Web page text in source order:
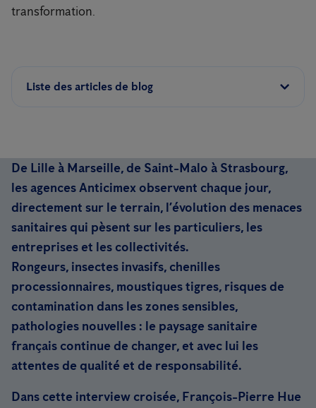
transformation.
Liste des articles de blog
De Lille à Marseille, de Saint-Malo à Strasbourg,
les agences Anticimex observent chaque jour,
directement sur le terrain, l’évolution des menaces
sanitaires qui pèsent sur les particuliers, les
entreprises et les collectivités.
Rongeurs, insectes invasifs, chenilles
processionnaires, moustiques tigres, risques de
contamination dans les zones sensibles,
pathologies nouvelles : le paysage sanitaire
français continue de changer, et avec lui les
attentes de qualité et de responsabilité.
Dans cette interview croisée, François-Pierre Hue